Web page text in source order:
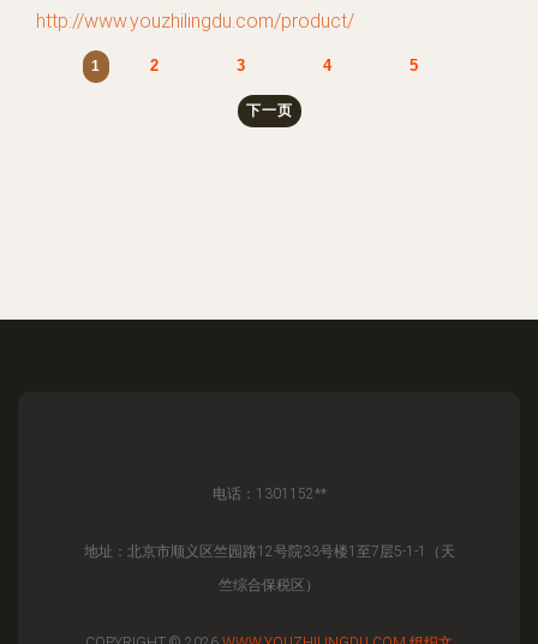
http://www.youzhilingdu.com/product/
1 2 3 4 5
下一页
电话：1301152**
地址：北京市顺义区竺园路12号院33号楼1至7层5-1-1（天
竺综合保税区）